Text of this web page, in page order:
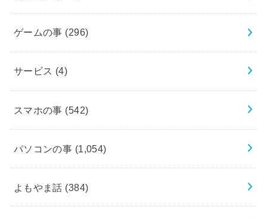
ゲームの事 (296)
サービス (4)
スマホの事 (542)
パソコンの事 (1,054)
よもやま話 (384)